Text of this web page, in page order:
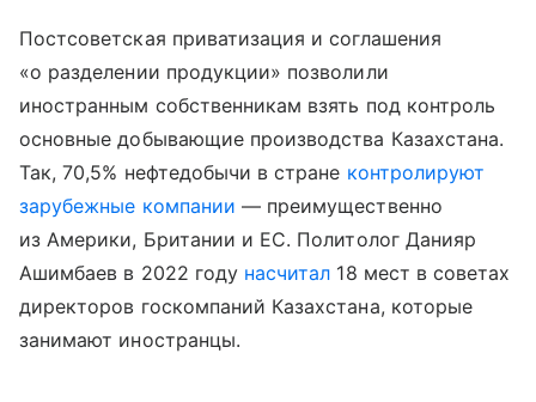
Постсоветская приватизация и соглашения
«о разделении продукции» позволили
иностранным собственникам взять под контроль
основные добывающие производства Казахстана.
Так, 70,5% нефтедобычи в стране контролируют
зарубежные компании — преимущественно
из Америки, Британии и ЕС. Политолог Данияр
Ашимбаев в 2022 году насчитал 18 мест в советах
директоров госкомпаний Казахстана, которые
занимают иностранцы.